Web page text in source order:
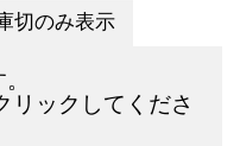
切のみ表示
リックしてくださ